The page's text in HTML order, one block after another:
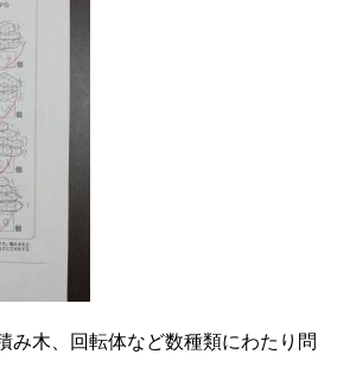
み木、回転体など数種類にわたり問